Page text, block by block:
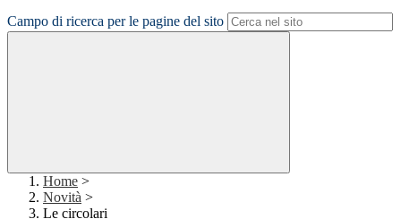
Campo di ricerca per le pagine del sito
Home >
Novità >
Le circolari